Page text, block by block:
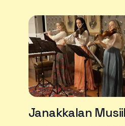
Janakkalan